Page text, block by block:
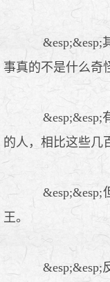
&esp;&esp;
事真的不是什么奇
&esp;&esp;
的人，相比这些几
&esp;&esp;
王。
&esp;&esp;